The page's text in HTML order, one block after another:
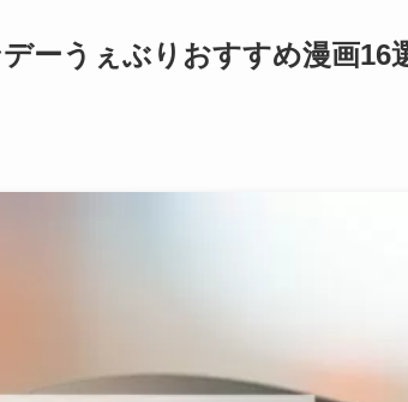
ーうぇぶりおすすめ漫画16